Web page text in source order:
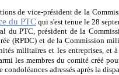
de vice-président de la
du PTC qui s'est tenue le 28
du PTC, président de la
(RPDC) et de la Commission
militaires et les entreprises, et
les membres du comité créé
condoléances adressés après la